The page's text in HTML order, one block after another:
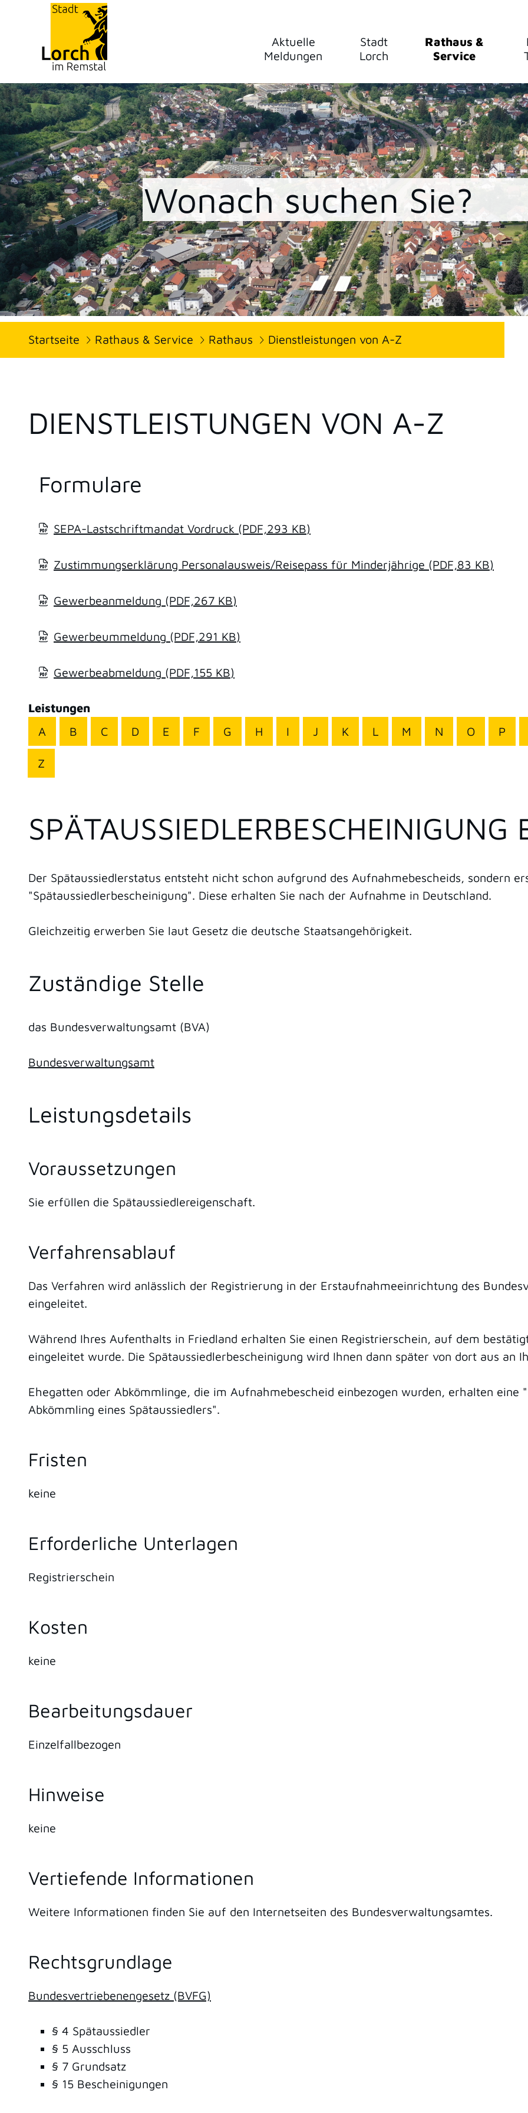
Aktuelle
Meldungen
Stadt
Lorch
Rathaus &
Service
Startseite Rathaus & Service Rathaus Dienstleistungen von A-Z
DIENSTLEISTUNGEN VON A-Z
Formulare
SEPA-Lastschriftmandat Vordruck (PDF,293 KB)
Zustimmungserklärung Personalausweis/Reisepass für Minderjährige (PDF,83 KB)
Gewerbeanmeldung (PDF,267 KB)
Gewerbeummeldung (PDF,291 KB)
Gewerbeabmeldung (PDF,155 KB)
Leistungen
A
B C D E F G H I J K L M N O P
Z
SPÄTAUSSIEDLERBESCHEINIGUNG
Der Spätaussiedlerstatus entsteht nicht schon aufgrund des Aufnahmebescheids, sondern
"Spätaussiedlerbescheinigung". Diese erhalten Sie nach der Aufnahme in Deutschland.
Gleichzeitig erwerben Sie laut Gesetz die deutsche Staatsangehörigkeit.
Zuständige Stelle
das Bundesverwaltungsamt (BVA)
Bundesverwaltungsamt
Leistungsdetails
Voraussetzungen
Sie erfüllen die Spätaussiedlereigenschaft.
Verfahrensablauf
Das Verfahren wird anlässlich der Registrierung in der Erstaufnahmeeinrichtung des
eingeleitet.
Während Ihres Aufenthalts in Friedland erhalten Sie einen Registrierschein, auf dem
eingeleitet wurde. Die Spätaussiedlerbescheinigung wird Ihnen dann später von dort aus an
Ehegatten oder Abkömmlinge, die im Aufnahmebescheid einbezogen wurden, erhalten eine
Abkömmling eines Spätaussiedlers".
Fristen
keine
Erforderliche Unterlagen
Registrierschein
Kosten
keine
Bearbeitungsdauer
Einzelfallbezogen
Hinweise
keine
Vertiefende Informationen
Weitere Informationen finden Sie auf den Internetseiten des Bundesverwaltungsamtes.
Rechtsgrundlage
Bundesvertriebenengesetz (BVFG)
§ 4 Spätaussiedler
§ 5 Ausschluss
§ 7 Grundsatz
§ 15 Bescheinigungen